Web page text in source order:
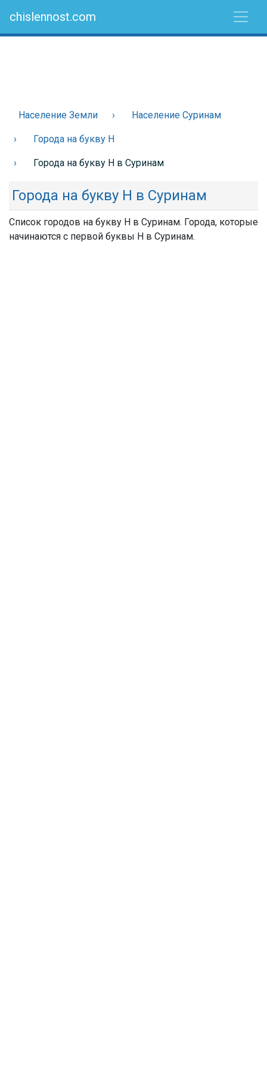
chislennost.com
Население Земли Население Суринам
Города на букву Н
Города на букву Н в Суринам
Города на букву Н в Суринам
Список городов на букву Н в Суринам. Города, которые
начинаются с первой буквы Н в Суринам.